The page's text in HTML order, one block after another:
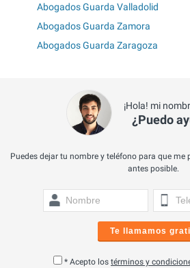
Abogados Guarda Valladolid
Abogados Guarda Zamora
Abogados Guarda Zaragoza
¡Hola! mi
¿Puedo
Puedes dejar tu nombre y teléfono para que
antes posible.
Te llamamos
* Acepto los términos y